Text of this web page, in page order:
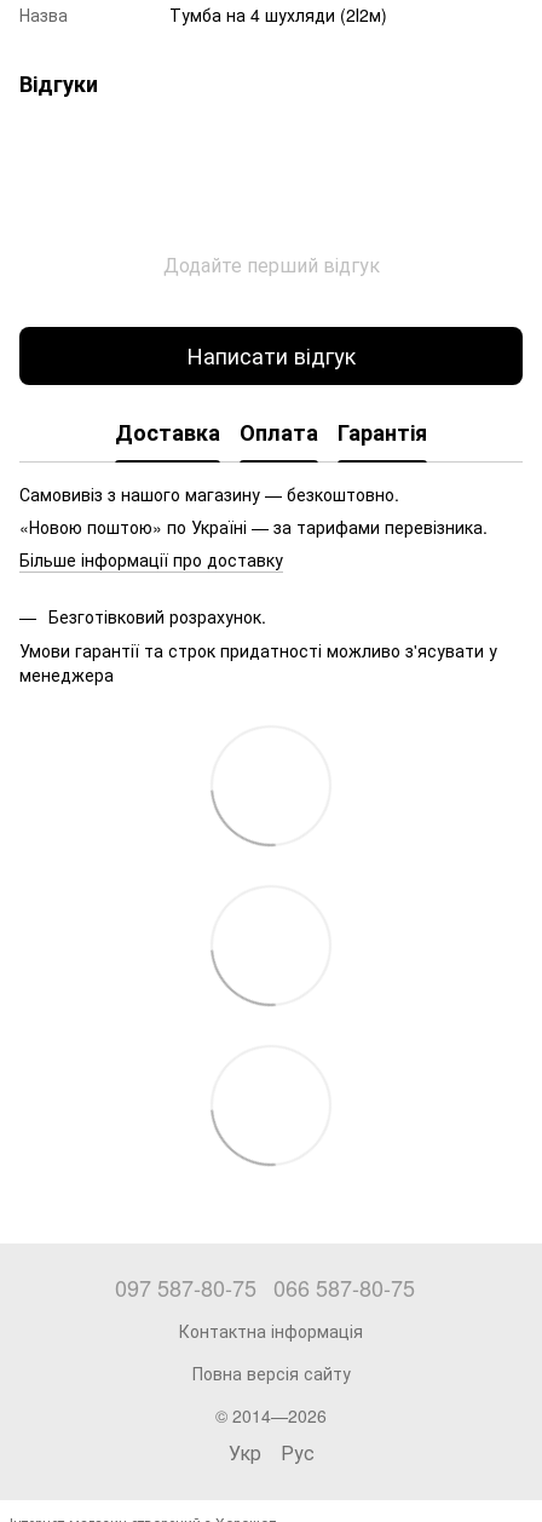
Назва Тумба на 4 шухляди (2І2м)
Відгуки
Додайте перший відгук
Написати відгук
Доставка Оплата Гарантія
Самовивіз з нашого магазину — безкоштовно.
«Новою поштою» по Україні — за тарифами перевізника.
Більше інформації про доставку
Безготівковий розрахунок.
Умови гарантії та строк придатності можливо з'ясувати у
менеджера
097 587-80-75 066 587-80-75
Контактна інформація
Повна версія сайту
© 2014—2026
Укр Рус